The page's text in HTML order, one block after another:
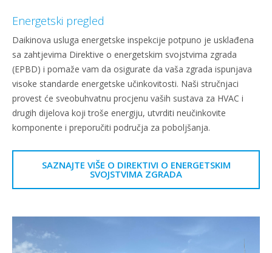
Energetski pregled
Daikinova usluga energetske inspekcije potpuno je usklađena
sa zahtjevima Direktive o energetskim svojstvima zgrada
(EPBD) i pomaže vam da osigurate da vaša zgrada ispunjava
visoke standarde energetske učinkovitosti. Naši stručnjaci
provest će sveobuhvatnu procjenu vaših sustava za HVAC i
drugih dijelova koji troše energiju, utvrditi neučinkovite
komponente i preporučiti područja za poboljšanja.
SAZNAJTE VIŠE O DIREKTIVI O ENERGETSKIM
SVOJSTVIMA ZGRADA